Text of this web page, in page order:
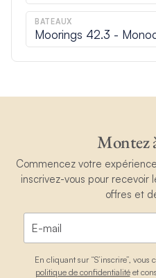
BATEAUX
Moorings 42.3 -
Montez
Commencez votre
inscrivez-vous pour recevoir
offres et
En cliquant sur “S’inscrire”,
politique de confidentialitéet